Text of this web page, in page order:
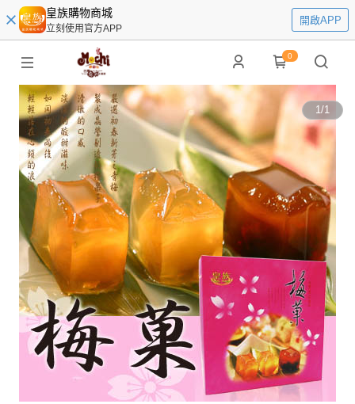
皇族購物商城
立刻使用官方APP
開啟APP
0
1/1